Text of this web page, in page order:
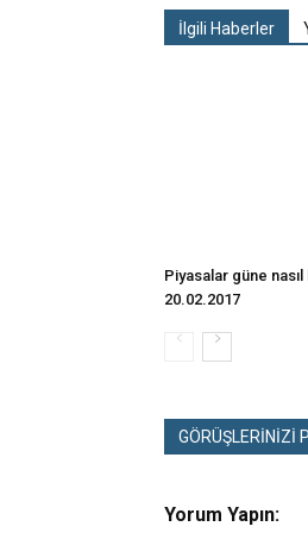
İlgili Haberler
Piyasalar güne nasıl
20.02.2017
GÖRÜŞLERİNİZİ
Yorum Yapın: